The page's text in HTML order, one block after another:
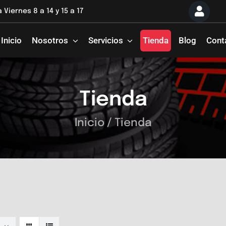
Viernes 8 a 14 y 15 a 17
Inicio Nosotros Servicios Tienda Blog
Tienda
Inicio / Tienda